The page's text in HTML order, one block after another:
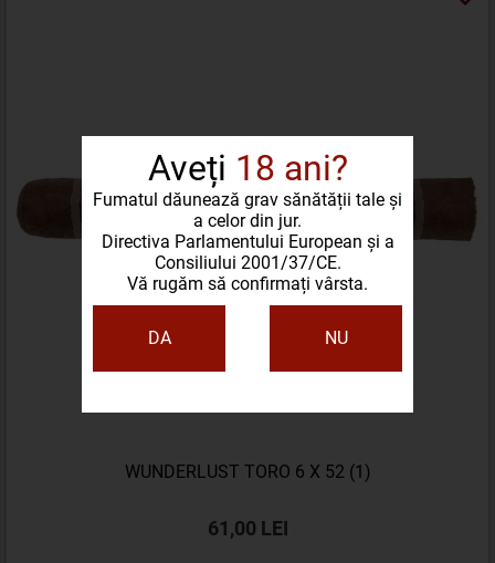
Aveți 18 ani?
Fumatul dăunează grav sănătății tale și
a celor din jur.
Directiva Parlamentului European și a
Consiliului 2001/37/CE.
Vă rugăm să confirmați vârsta.
DA NU
WUNDERLUST TORO 6 X 52 (1)
61,00 LEI